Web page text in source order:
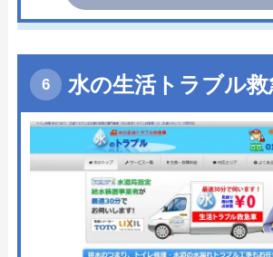
水の生活トラブル救